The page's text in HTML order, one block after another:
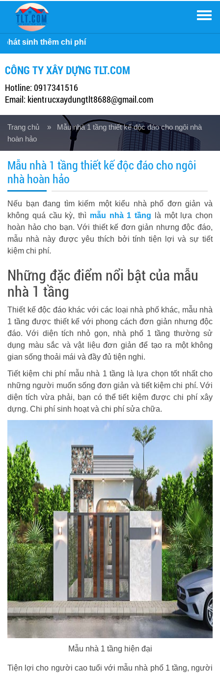
CÔNG TY XÂY DỰNG TLT.COM
Hotline: 0917341516
Email: kientrucxaydungtlt8688@gmail.com
Trang chủ » Mẫu nhà 1 tầng thiết kế độc đáo cho ngôi nhà
hoàn hảo
Mẫu nhà 1 tầng thiết kế độc đáo cho ngôi
nhà hoàn hảo
Nếu bạn đang tìm kiếm một kiểu nhà phố đơn giản và
không quá cầu kỳ, thì mẫu nhà 1 tầng là một lựa chọn
hoàn hảo cho bạn. Với thiết kế đơn giản nhưng độc đáo,
mẫu nhà này được yêu thích bởi tính tiện lợi và sự tiết
kiệm chi phí.
Những đặc điểm nổi bật của mẫu
nhà 1 tầng
Thiết kế độc đáo khác với các loại nhà phố khác, mẫu nhà
1 tầng được thiết kế với phong cách đơn giản nhưng độc
đáo. Với diện tích nhỏ gọn, nhà phố 1 tầng thường sử
dụng màu sắc và vật liệu đơn giản để tạo ra một không
gian sống thoải mái và đầy đủ tiện nghi.
Tiết kiệm chi phí mẫu nhà 1 tầng là lựa chọn tốt nhất cho
những người muốn sống đơn giản và tiết kiệm chi phí. Với
diện tích vừa phải, bạn có thể tiết kiệm được chi phí xây
dựng. Chi phí sinh hoạt và chi phí sửa chữa.
Mẫu nhà 1 tầng hiện đại
Tiện lợi cho người cao tuổi với mẫu nhà phố 1 tầng, người